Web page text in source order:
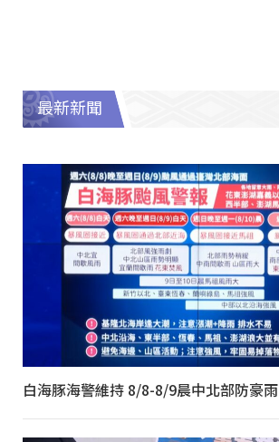
最新新聞
白海豚海警維持 8/8-8/9晨中北部防豪雨